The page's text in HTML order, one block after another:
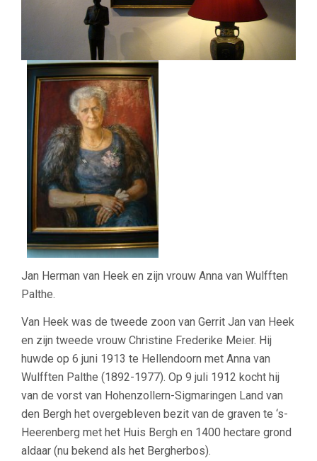
Jan Herman van Heek en zijn vrouw Anna van Wulfften
Palthe.
Van Heek was de tweede zoon van Gerrit Jan van Heek
en zijn tweede vrouw Christine Frederike Meier. Hij
huwde op 6 juni 1913 te Hellendoorn met Anna van
Wulfften Palthe (1892-1977). Op 9 juli 1912 kocht hij
van de vorst van Hohenzollern-Sigmaringen Land van
den Bergh het overgebleven bezit van de graven te ‘s-
Heerenberg met het Huis Bergh en 1400 hectare grond
aldaar (nu bekend als het Bergherbos).